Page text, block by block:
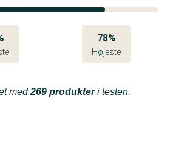
78%
Højeste
med269 produkteri testen.